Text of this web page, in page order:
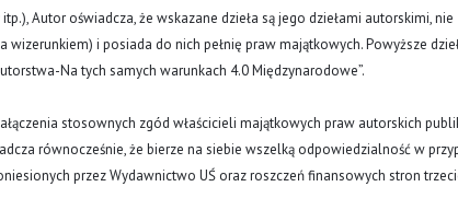
Autor oświadcza, że wskazane dzieła są jego dziełami autorskimi, nie
i posiada do nich pełnię praw majątkowych. Powyższe
Na tych samych warunkach 4.0 Międzynarodowe”.
stosownych zgód właścicieli majątkowych praw autorskich
równocześnie, że bierze na siebie wszelką odpowiedzialność w
przez Wydawnictwo UŚ oraz roszczeń finansowych stron